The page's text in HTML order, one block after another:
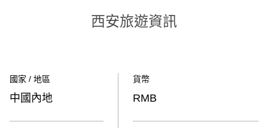
西安旅遊資訊
國家 / 地區
中國內地
貨幣
RMB